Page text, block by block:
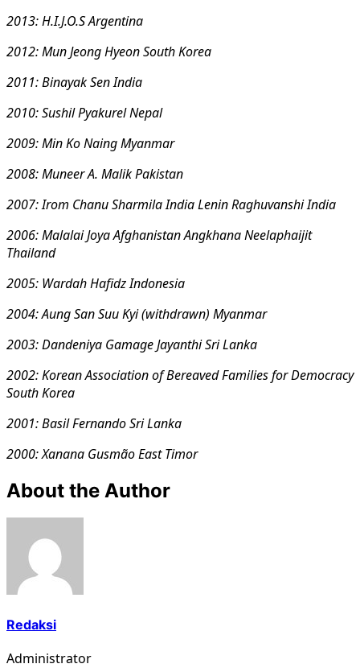
2013:H.I.J.O.S Argentina
2012:Mun Jeong Hyeon South Korea
2011:Binayak Sen India
2010:Sushil Pyakurel Nepal
2009:Min Ko Naing Myanmar
2008:Muneer A. Malik Pakistan
2007:Irom Chanu Sharmila IndiaLenin Raghuvanshi India
2006:Malalai Joya AfghanistanAngkhana Neelaphaijit
Thailand
2005: Wardah Hafidz Indonesia
2004:Aung San Suu Kyi (withdrawn) Myanmar
2003:Dandeniya Gamage Jayanthi Sri Lanka
2002:Korean Association of Bereaved Families for Democracy
South Korea
2001:Basil Fernando Sri Lanka
2000:Xanana Gusmão East Timor
About the Author
Redaksi
Administrator